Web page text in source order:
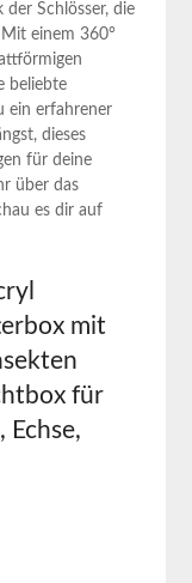
Schlösser, die
einem 360°
beliebte
‍ein​ erfahrener
dieses
für deine
über das
es dir auf
mit
⁤für
Echse,​